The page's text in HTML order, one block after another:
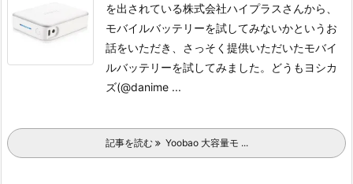
を出されている株式会社ハイプラスさんから、
モバイルバッテリーを試してみないかというお
話をいただき、さっそく提供いただいたモバイ
ルバッテリーを試してみました。どうもヨシカ
ズ(@danime ...
記事を読む Yoobao 大容量モ ...